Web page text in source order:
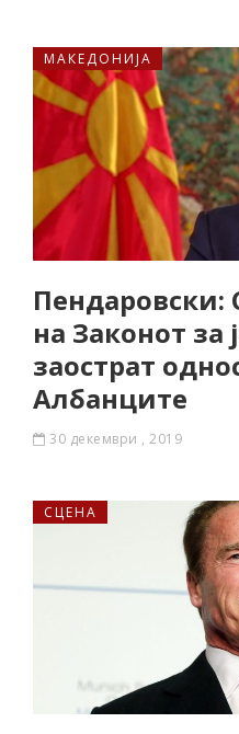
МАКЕДОНИЈА
Пендаровски:
на Законот за
заострат
Албанците
30 декември , 2019
СЦЕНА